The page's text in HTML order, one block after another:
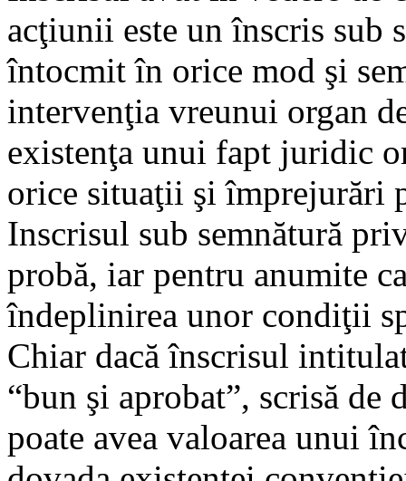
acţiunii este un înscris sub
întocmit în orice mod şi
intervenţia vreunui organ
existenţa unui fapt juridic
orice situaţii şi împrejurări
Inscrisul sub semnătură
probă, iar pentru anumite
îndeplinirea unor condiţii
Chiar dacă înscrisul
“bun şi aprobat”, scrisă de
poate avea valoarea unui